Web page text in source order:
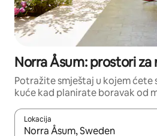
Norra Åsum: prostori za
Potražite smještaj u kojem ćete
kuće kad planirate boravak od
Lokacija
Kada budu dostupni rezultati,